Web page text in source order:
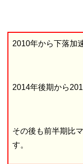
2010年から下落加
2014年後期から
その後も前半期比
す。